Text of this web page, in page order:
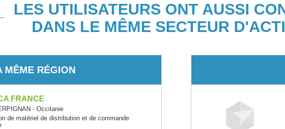
LES UTILISATEURS ONT AUSSI
DANS LE MÊME SECTEUR
MÊME RÉGION
FRANCE
- Occitanie
de matériel de distribution et de commande